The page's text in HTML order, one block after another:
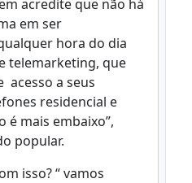
acredite que não há
em ser
hora do dia
telemarketing, que
acesso a seus
residencial e
é mais embaixo”,
popular.
isso? “ vamos